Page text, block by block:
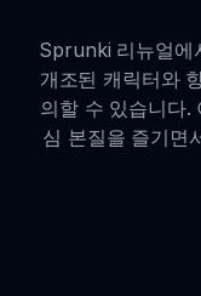
Sprunki 리뉴얼에
개조된 캐릭터와
의할 수 있습니다.
심 본질을 즐기면